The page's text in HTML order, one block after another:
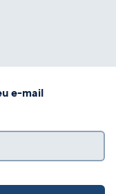
e-mail